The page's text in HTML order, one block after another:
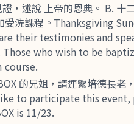
，述說 上帝的恩典。 B. 十
受洗課程。Thanksgiving
their testimonies and
Those who wish to be
course.
的兄姐，請連繫培德長老
to participate this
is 11/23.